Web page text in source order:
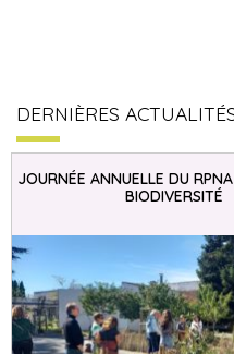
DERNIÈRES
JOURNÉE ANNUELLE DU
BIODIVERSITÉ